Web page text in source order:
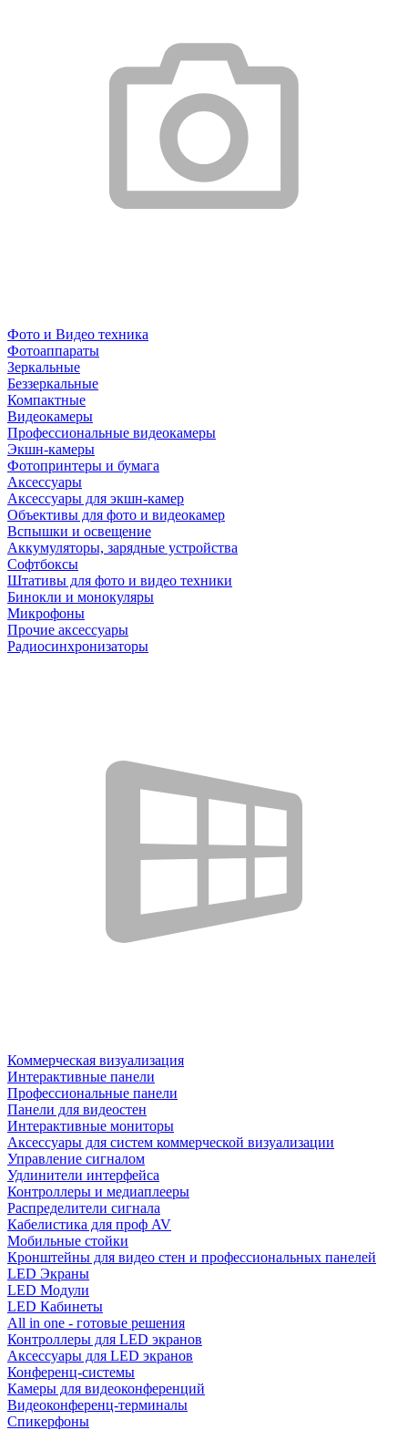
Фото и Видео техника
Фотоаппараты
Зеркальные
Беззеркальные
Компактные
Видеокамеры
Профессиональные видеокамеры
Экшн-камеры
Фотопринтеры и бумага
Аксессуары
Аксессуары для экшн-камер
Объективы для фото и видеокамер
Вспышки и освещение
Аккумуляторы, зарядные устройства
Софтбоксы
Штативы для фото и видео техники
Бинокли и монокуляры
Микрофоны
Прочие аксессуары
Радиосинхронизаторы
Коммерческая визуализация
Интерактивные панели
Профессиональные панели
Панели для видеостен
Интерактивные мониторы
Аксессуары для систем коммерческой визуализации
Управление сигналом
Удлинители интерфейса
Контроллеры и медиаплееры
Распределители сигнала
Кабелистика для проф AV
Мобильные стойки
Кронштейны для видео стен и профессиональных панелей
LED Экраны
LED Модули
LED Кабинеты
All in one - готовые решения
Контроллеры для LED экранов
Аксессуары для LED экранов
Конференц-системы
Камеры для видеоконференций
Видеоконференц-терминалы
Спикерфоны